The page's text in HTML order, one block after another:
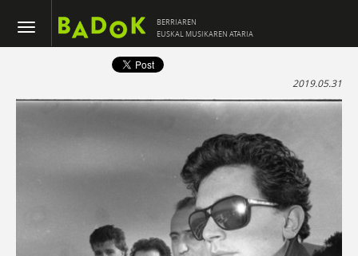
BERRIAREN
EUSKAL MUSIKAREN ATARIA
2019.05.31